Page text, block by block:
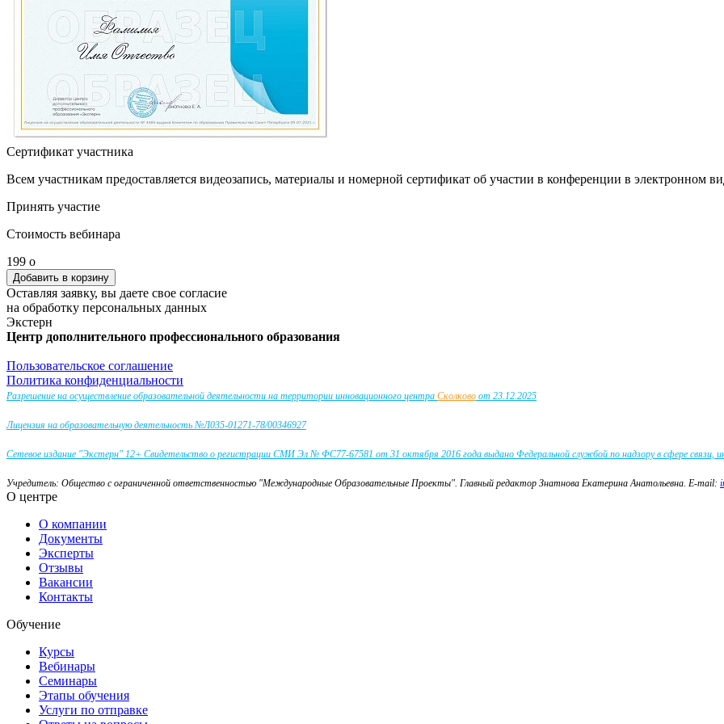
Сертификат участника
Всем участникам предоставляется видеозапись, материалы и номерной сертификат об участии в конференции в электронном
Принять участие
Стоимость вебинара
199 o
Оставляя заявку, вы даете свое согласие
на обработку персональных данных
Экстерн
Центр дополнительного профессионального образования
Пользовательское соглашение
Политика конфиденциальности
Разрешение на осуществление образовательной деятельности на территории инновационного центра Сколково от 23.12.2025
Лицензия на образовательную деятельность №Л035-01271-78/00346927
Сетевое издание "Экстерн" 12+ Свидетельство о регистрации СМИ Эл № ФС77-67581 от 31 октября 2016 года выдано Федеральной службой по надзору в сфере связи,
Учредитель: Общество с ограниченной ответственностью "Международные Образовательные Проекты". Главный редактор Знатнова Екатерина Анатольевна. E-mail:
О центре
О компании
Документы
Эксперты
Отзывы
Вакансии
Контакты
Обучение
Курсы
Вебинары
Семинары
Этапы обучения
Услуги по отправке